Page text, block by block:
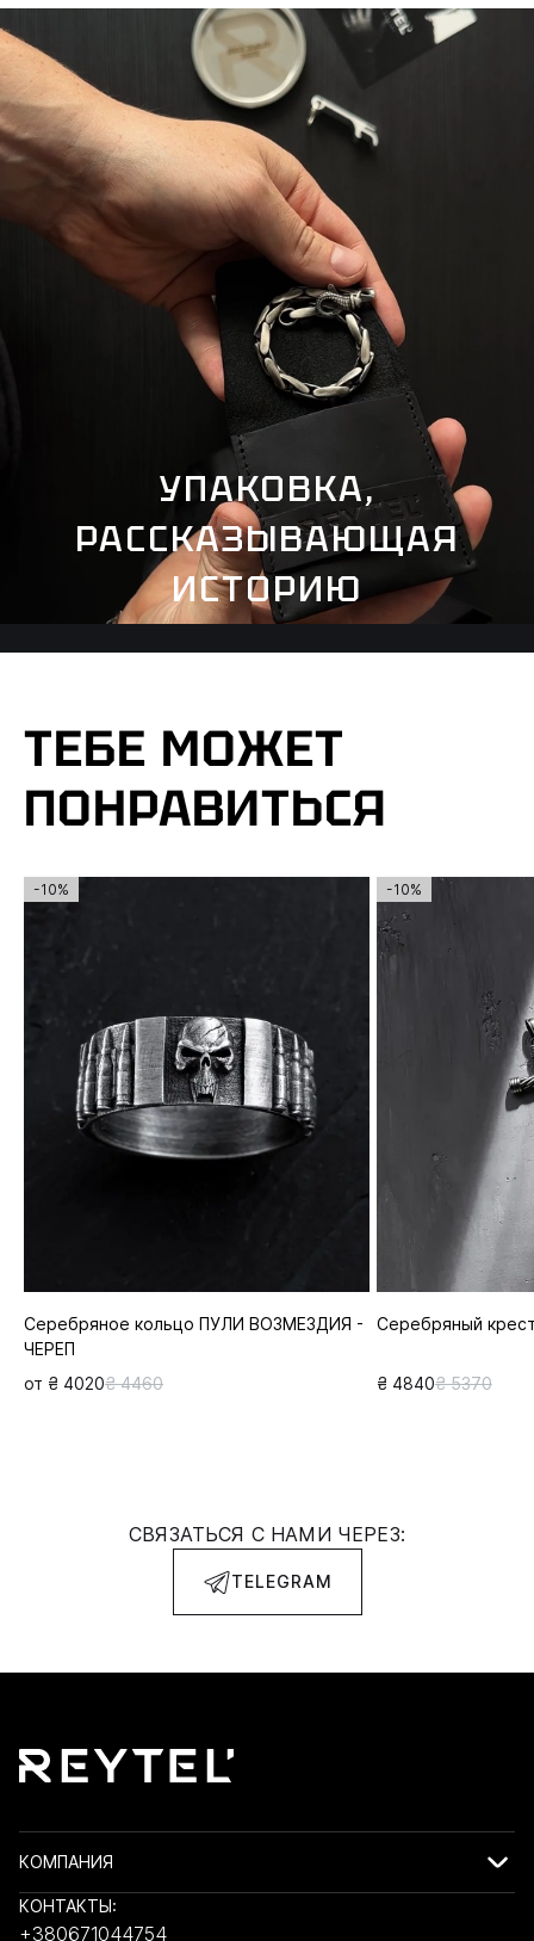
УПАКОВКА,
РАССКАЗЫВАЮЩАЯ
ИСТОРИЮ
ТЕБЕ МОЖЕТ
ПОНРАВИТЬСЯ
-10%
Серебряное кольцо ПУЛИ ВОЗМЕЗДИЯ -
ЧЕРЕП
от ₴ 4020₴ 4460
-10%
Серебряный крест
₴ 4840₴ 5370
СВЯЗАТЬСЯ С НАМИ ЧЕРЕЗ:
TELEGRAM
КОМПАНИЯ
КОНТАКТЫ:
+380671044754